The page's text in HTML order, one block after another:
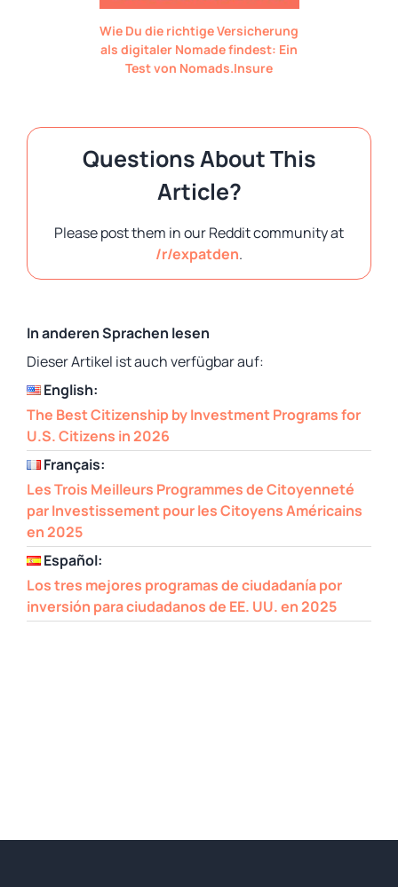
Wie Du die richtige Versicherung
als digitaler Nomade findest: Ein
Test von Nomads.Insure
Questions About This
Article?
Please post them in our Reddit community at
/r/expatden.
In anderen Sprachen lesen
Dieser Artikel ist auch verfügbar auf:
English:
The Best Citizenship by Investment Programs for
U.S. Citizens in 2026
Français:
Les Trois Meilleurs Programmes de Citoyenneté
par Investissement pour les Citoyens Américains
en 2025
Español:
Los tres mejores programas de ciudadanía por
inversión para ciudadanos de EE. UU. en 2025